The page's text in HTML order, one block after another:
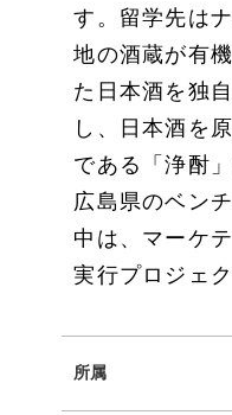
す。留学先は
地の酒蔵が有
た日本酒を独
し、日本酒を
である「浄酎
広島県のベン
中は、マーケ
実行プロジェ
所属